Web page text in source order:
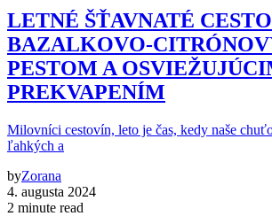
LETNÉ ŠŤAVNATÉ
BAZALKOVO-
PESTOM A
PREKVAPENÍM
Milovníci cestovín, leto je čas, kedy naše
ľahkých a
byZorana
4. augusta 2024
2 minute read